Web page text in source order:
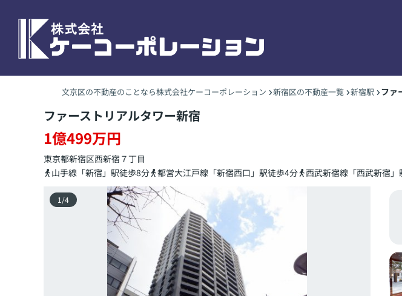
文京区の不動産のことなら株式会社ケーコーポレーション 新宿区の不動産一覧 新宿駅 ファ
ファーストリアルタワー新宿
1億499万円
東京都新宿区西新宿 ７丁目
山手線「新宿」駅徒歩8分
都営大江戸線「新宿西口」駅徒歩4分 西武新宿線「西武新宿」
1 /4